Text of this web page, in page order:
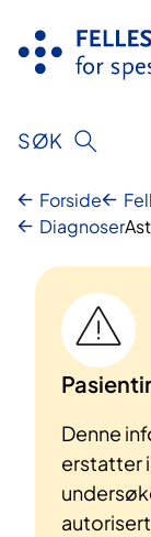
innhold
SØK
Forside
Diagnoser
Denne
erstatter